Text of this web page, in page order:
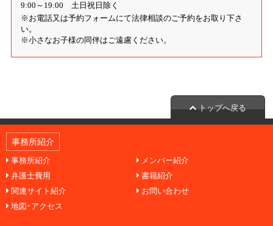
9:00～19:00 土日祝日除く
※お電話又は予約フォームにて法律相談のご予約をお取り下さ
い。
※小さなお子様の同伴はご遠慮ください。
トップへ戻る
事務所紹介
事務所紹介
メンバー紹介
弁護士費用
書籍紹介
関連サイト紹介
お問い合わせ
地図･アクセス